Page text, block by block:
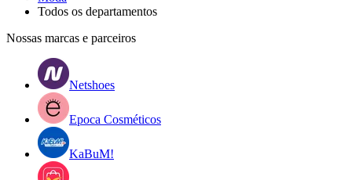
Todos os departamentos
Nossas marcas e parceiros
Netshoes
Epoca Cosméticos
KaBuM!